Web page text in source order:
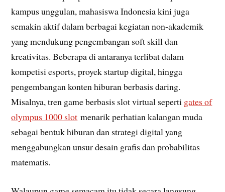
kampus unggulan, mahasiswa Indonesia kini juga
semakin aktif dalam berbagai kegiatan non-akademik
yang mendukung pengembangan soft skill dan
kreativitas. Beberapa di antaranya terlibat dalam
kompetisi esports, proyek startup digital, hingga
pengembangan konten hiburan berbasis daring.
Misalnya, tren game berbasis slot virtual seperti gates of
olympus 1000 slot menarik perhatian kalangan muda
sebagai bentuk hiburan dan strategi digital yang
menggabungkan unsur desain grafis dan probabilitas
matematis.